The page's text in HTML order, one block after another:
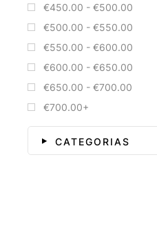
€450.00 - €500.00
€500.00 - €550.00
€550.00 - €600.00
€600.00 - €650.00
€650.00 - €700.00
€700.00+
CATEGORIAS